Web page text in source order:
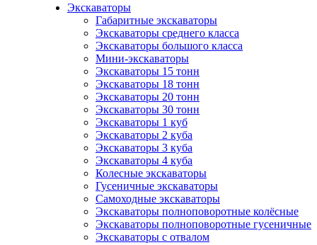
Экскаваторы
Габаритные экскаваторы
Экскаваторы среднего класса
Экскаваторы большого класса
Мини-экскаваторы
Экскаваторы 15 тонн
Экскаваторы 18 тонн
Экскаваторы 20 тонн
Экскаваторы 30 тонн
Экскаваторы 1 куб
Экскаваторы 2 куба
Экскаваторы 3 куба
Экскаваторы 4 куба
Колесные экскаваторы
Гусеничные экскаваторы
Самоходные экскаваторы
Экскаваторы полноповоротные колёсные
Экскаваторы полноповоротные гусеничные
Экскаваторы с отвалом